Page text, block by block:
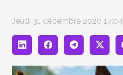
Jeudi 31 décembre 2020 17:04